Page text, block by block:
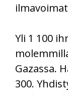
Yli 1 100
Gazassa.
300.